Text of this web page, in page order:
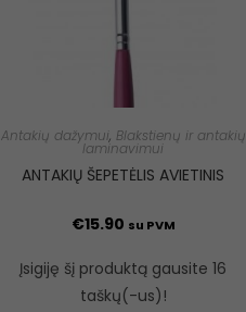
Antakių dažymui, Blakstienų ir antakių
laminavimui
ANTAKIŲ ŠEPETĖLIS AVIETINIS
€15.90 su PVM
Įsigiję šį produktą gausite 16
taškų(-us)!